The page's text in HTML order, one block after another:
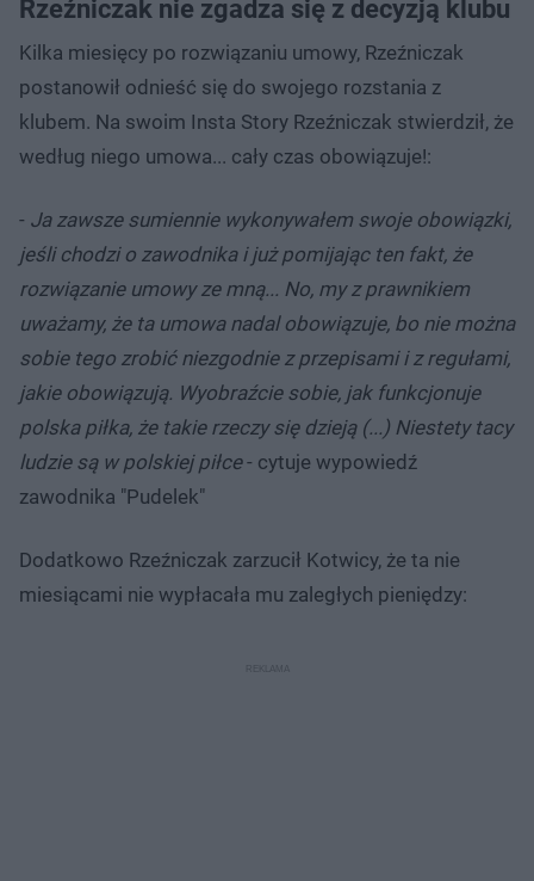
Rzeźniczak nie zgadza się z decyzją klubu
Kilka miesięcy po rozwiązaniu umowy, Rzeźniczak
postanowił odnieść się do swojego rozstania z
klubem. Na swoim Insta Story Rzeźniczak stwierdził, że
według niego umowa... cały czas obowiązuje!:
- Ja zawsze sumiennie wykonywałem swoje obowiązki,
jeśli chodzi o zawodnika i już pomijając ten fakt, że
rozwiązanie umowy ze mną... No, my z prawnikiem
uważamy, że ta umowa nadal obowiązuje, bo nie można
sobie tego zrobić niezgodnie z przepisami i z regułami,
jakie obowiązują. Wyobraźcie sobie, jak funkcjonuje
polska piłka, że takie rzeczy się dzieją (...) Niestety tacy
ludzie są w polskiej piłce- cytuje wypowiedź
zawodnika "Pudelek"
Dodatkowo Rzeźniczak zarzucił Kotwicy, że ta nie
miesiącami nie wypłacała mu zaległych pieniędzy: